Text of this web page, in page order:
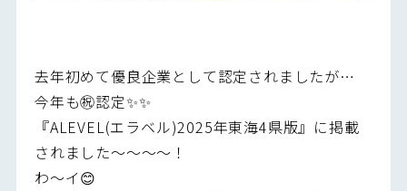
去年初めて優良企業として認定されましたが…
今年も㊗認定✨✨
『ALEVEL(エラベル)2025年東海4県版』に掲載
されました～～～～！
わ～イ😊